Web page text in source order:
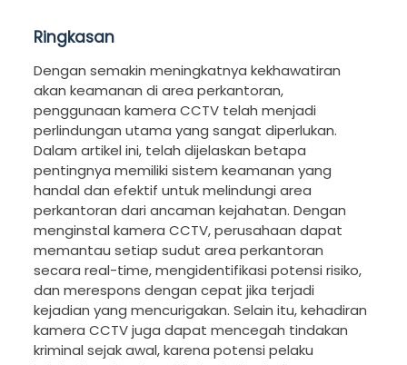
Ringkasan
Dengan semakin meningkatnya kekhawatiran
akan keamanan di area perkantoran,
penggunaan kamera CCTV telah menjadi
perlindungan utama yang sangat diperlukan.
Dalam artikel ini, telah dijelaskan betapa
pentingnya memiliki sistem keamanan yang
handal dan efektif untuk melindungi area
perkantoran dari ancaman kejahatan. Dengan
menginstal kamera CCTV, perusahaan dapat
memantau setiap sudut area perkantoran
secara real-time, mengidentifikasi potensi risiko,
dan merespons dengan cepat jika terjadi
kejadian yang mencurigakan. Selain itu, kehadiran
kamera CCTV juga dapat mencegah tindakan
kriminal sejak awal, karena potensi pelaku